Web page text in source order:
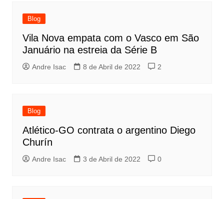
Blog
Vila Nova empata com o Vasco em São
Januário na estreia da Série B
Andre Isac 8 de Abril de 2022 2
Blog
Atlético-GO contrata o argentino Diego
Churín
Andre Isac 3 de Abril de 2022 0